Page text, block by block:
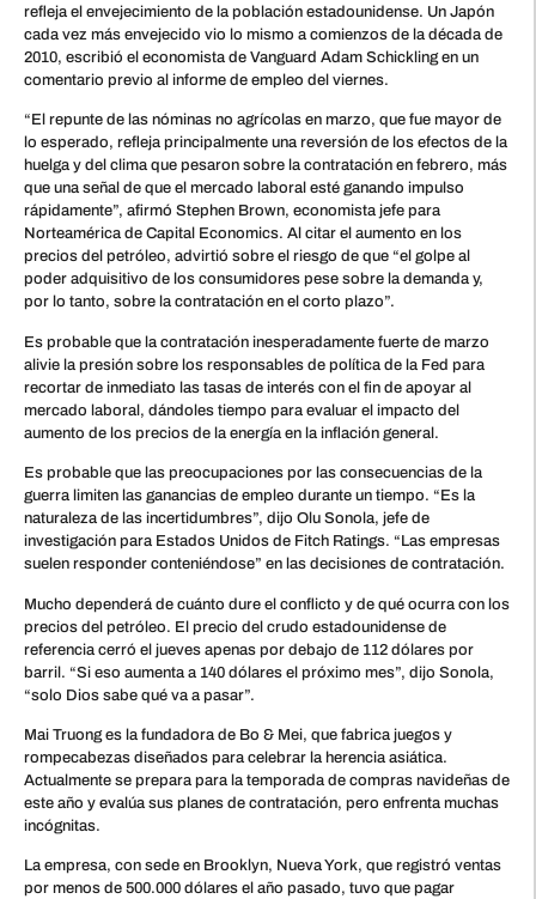
refleja el envejecimiento de la población estadounidense. Un Japón
cada vez más envejecido vio lo mismo a comienzos de la década de
2010, escribió el economista de Vanguard Adam Schickling en un
comentario previo al informe de empleo del viernes.
“El repunte de las nóminas no agrícolas en marzo, que fue mayor de
lo esperado, refleja principalmente una reversión de los efectos de la
huelga y del clima que pesaron sobre la contratación en febrero, más
que una señal de que el mercado laboral esté ganando impulso
rápidamente”, afirmó Stephen Brown, economista jefe para
Norteamérica de Capital Economics. Al citar el aumento en los
precios del petróleo, advirtió sobre el riesgo de que “el golpe al
poder adquisitivo de los consumidores pese sobre la demanda y,
por lo tanto, sobre la contratación en el corto plazo”.
Es probable que la contratación inesperadamente fuerte de marzo
alivie la presión sobre los responsables de política de la Fed para
recortar de inmediato las tasas de interés con el fin de apoyar al
mercado laboral, dándoles tiempo para evaluar el impacto del
aumento de los precios de la energía en la inflación general.
Es probable que las preocupaciones por las consecuencias de la
guerra limiten las ganancias de empleo durante un tiempo. “Es la
naturaleza de las incertidumbres”, dijo Olu Sonola, jefe de
investigación para Estados Unidos de Fitch Ratings. “Las empresas
suelen responder conteniéndose” en las decisiones de contratación.
Mucho dependerá de cuánto dure el conflicto y de qué ocurra con los
precios del petróleo. El precio del crudo estadounidense de
referencia cerró el jueves apenas por debajo de 112 dólares por
barril. “Si eso aumenta a 140 dólares el próximo mes”, dijo Sonola,
“solo Dios sabe qué va a pasar”.
Mai Truong es la fundadora de Bo & Mei, que fabrica juegos y
rompecabezas diseñados para celebrar la herencia asiática.
Actualmente se prepara para la temporada de compras navideñas de
este año y evalúa sus planes de contratación, pero enfrenta muchas
incógnitas.
La empresa, con sede en Brooklyn, Nueva York, que registró ventas
por menos de 500.000 dólares el año pasado, tuvo que pagar